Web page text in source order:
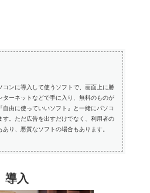
コンに導入して使うソフトで、画面上に勝
ターネットなどで手に入り、無料のものが
自由に使っていいソフト』と一緒にパソコ
す。ただ広告を出すだけでなく、利用者の
り、悪質なソフトの場合もあります。
導入